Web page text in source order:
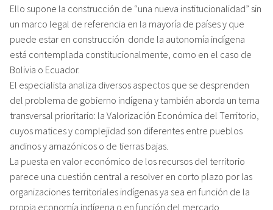
Ello supone la construcción de “una nueva institucionalidad” sin
un marco legal de referencia en la mayoría de países y que
puede estar en construcción donde la autonomía indígena
está contemplada constitucionalmente, como en el caso de
Bolivia o Ecuador.
El especialista analiza diversos aspectos que se desprenden
del problema de gobierno indígena y también aborda un tema
transversal prioritario: la Valorización Económica del Territorio,
cuyos matices y complejidad son diferentes entre pueblos
andinos y amazónicos o de tierras bajas.
La puesta en valor económico de los recursos del territorio
parece una cuestión central a resolver en corto plazo por las
organizaciones territoriales indígenas ya sea en función de la
propia economía indígena o en función del mercado.